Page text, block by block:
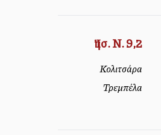
Ἰησ. Ν. 9,2
Κολιτσάρα
Τρεμπέλα